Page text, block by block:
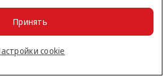
предложения
настройки
cookie
Принять